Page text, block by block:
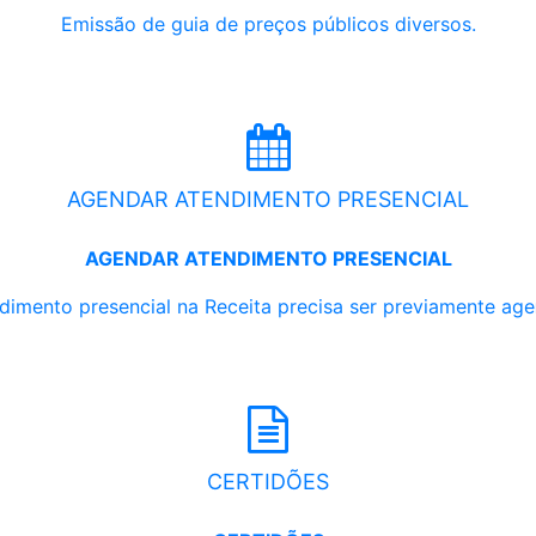
Emissão de guia de preços públicos diversos.
AGENDAR ATENDIMENTO PRESENCIAL
AGENDAR ATENDIMENTO PRESENCIAL
presencial na Receita precisa ser previamente
CERTIDÕES